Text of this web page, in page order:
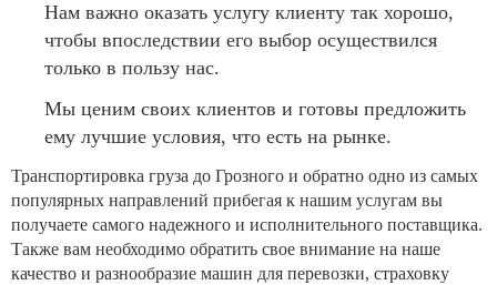
Нам важно оказать услугу клиенту так хорошо,
чтобы впоследствии его выбор осуществился
только в пользу нас.
Мы ценим своих клиентов и готовы предложить
ему лучшие условия, что есть на рынке.
Транспортировка груза до Грозного и обратно одно из самых
популярных направлений прибегая к нашим услугам вы
получаете самого надежного и исполнительного поставщика.
Также вам необходимо обратить свое внимание на наше
качество и разнообразие машин для перевозки, страховку